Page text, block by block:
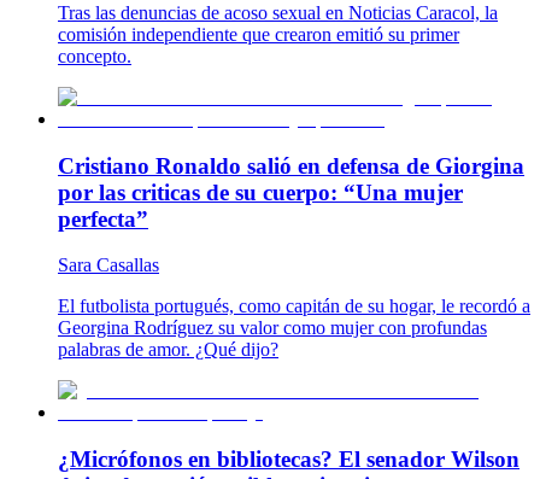
Tras las denuncias de acoso sexual en Noticias Caracol, la
comisión independiente que crearon emitió su primer
concepto.
Cristiano Ronaldo salió en defensa de Giorgina
por las criticas de su cuerpo: “Una mujer
perfecta”
Sara Casallas
El futbolista portugués, como capitán de su hogar, le recordó a
Georgina Rodríguez su valor como mujer con profundas
palabras de amor. ¿Qué dijo?
¿Micrófonos en bibliotecas? El senador Wilson